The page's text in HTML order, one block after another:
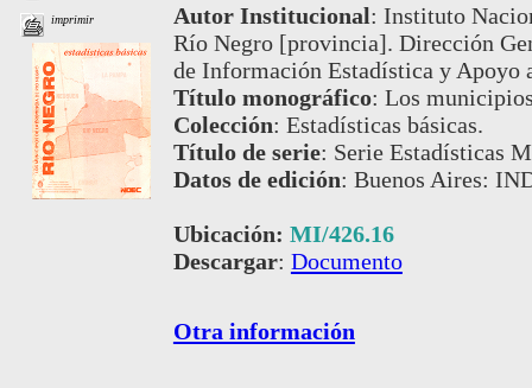
imprimir Autor Institucional: Instituto
Río Negro [provincia]. Dirección
de Información Estadística y
Título monográfico: Los
Colección: Estadísticas básicas.
Título de serie: Serie Estadísticas
Datos de edición: Buenos Aires:
Ubicación: MI/426.16
Descargar: Documento
Otra información